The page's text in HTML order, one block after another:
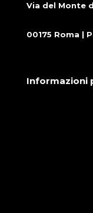
Via del Monte
00175 Roma |
Informazioni